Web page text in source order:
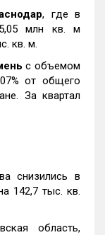
, где в
5,05 млн кв. м
кв. м.
с объемом
от общего
За квартал
снизились в
142,7 тыс. кв.
область,